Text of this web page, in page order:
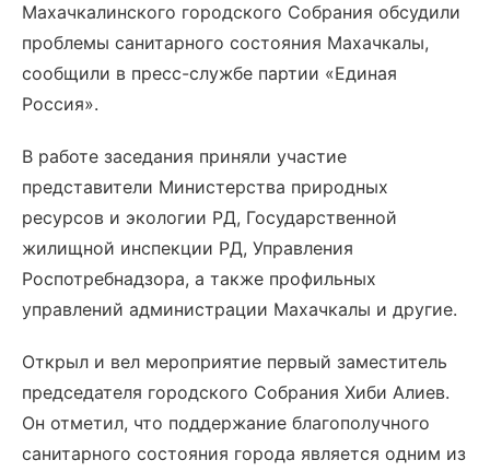
Махачкалинского городского Собрания обсудили
проблемы санитарного состояния Махачкалы,
сообщили в пресс-службе партии «Единая
Россия».
В работе заседания приняли участие
представители Министерства природных
ресурсов и экологии РД, Государственной
жилищной инспекции РД, Управления
Роспотребнадзора, а также профильных
управлений администрации Махачкалы и другие.
Открыл и вел мероприятие первый заместитель
председателя городского Собрания Хиби Алиев.
Он отметил, что поддержание благополучного
санитарного состояния города является одним из